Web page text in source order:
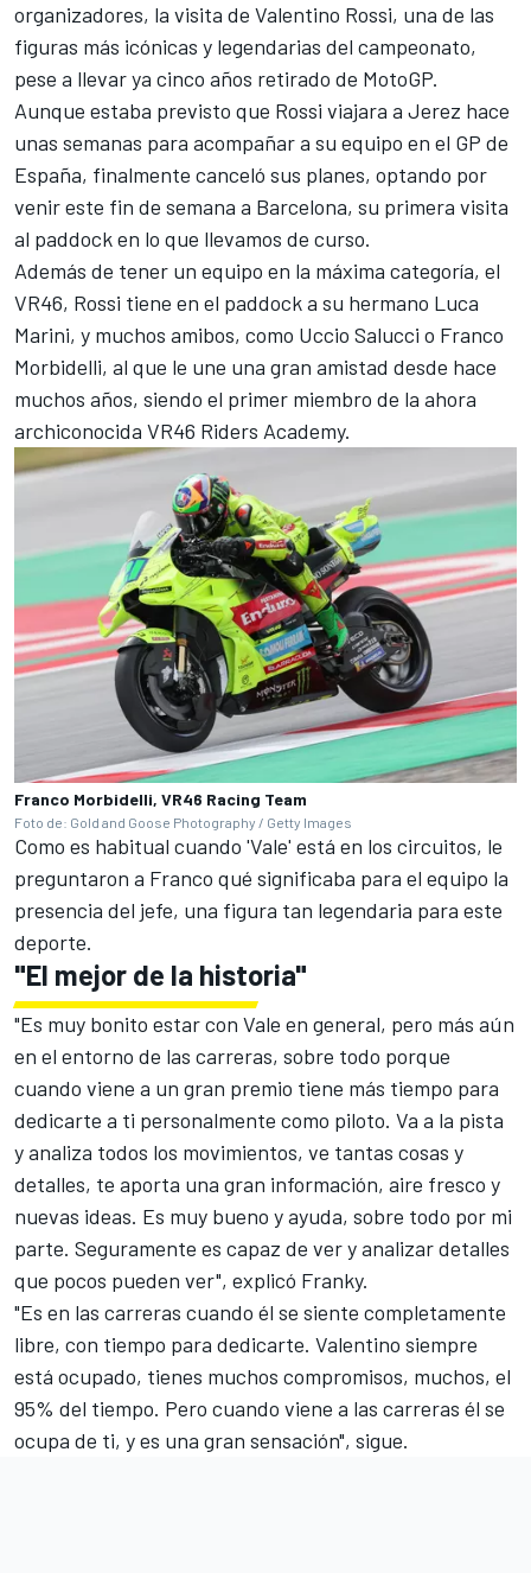
organizadores, la visita de Valentino Rossi, una de las
figuras más icónicas y legendarias del campeonato,
pese a llevar ya cinco años retirado de MotoGP.
Aunque estaba previsto que Rossi viajara a Jerez hace
unas semanas para acompañar a su equipo en el GP de
España, finalmente canceló sus planes, optando por
venir este fin de semana a Barcelona, su primera visita
al paddock en lo que llevamos de curso.
Además de tener un equipo en la máxima categoría, el
VR46, Rossi tiene en el paddock a su hermano Luca
Marini, y muchos amibos, como Uccio Salucci o Franco
Morbidelli, al que le une una gran amistad desde hace
muchos años, siendo el primer miembro de la ahora
archiconocida VR46 Riders Academy.
Franco Morbidelli, VR46 Racing Team
Foto de: Gold and Goose Photography / Getty Images
Como es habitual cuando 'Vale' está en los circuitos, le
preguntaron a Franco qué significaba para el equipo la
presencia del jefe, una figura tan legendaria para este
deporte.
"El mejor de la historia"
"Es muy bonito estar con Vale en general, pero más aún
en el entorno de las carreras, sobre todo porque
cuando viene a un gran premio tiene más tiempo para
dedicarte a ti personalmente como piloto. Va a la pista
y analiza todos los movimientos, ve tantas cosas y
detalles, te aporta una gran información, aire fresco y
nuevas ideas. Es muy bueno y ayuda, sobre todo por mi
parte. Seguramente es capaz de ver y analizar detalles
que pocos pueden ver", explicó Franky.
"Es en las carreras cuando él se siente completamente
libre, con tiempo para dedicarte. Valentino siempre
está ocupado, tienes muchos compromisos, muchos, el
95% del tiempo. Pero cuando viene a las carreras él se
ocupa de ti, y es una gran sensación", sigue.